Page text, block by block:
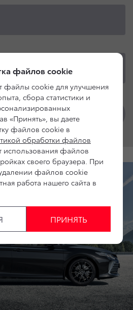
файлов cookie
файлы cookie для улучшения
сбора статистики и
«Принять», вы даете
файлов cookie в
обработки файлов
использования файлов
своего браузера. При
файлов cookie
работа нашего сайта в
ПРИНЯТЬ